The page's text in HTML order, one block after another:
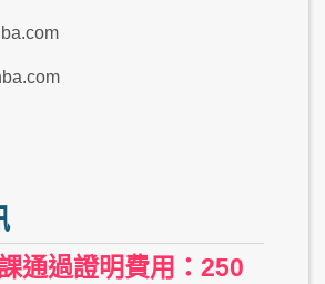
通過證明費用：250